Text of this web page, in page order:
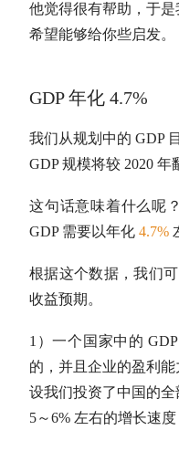
他觉得很有帮助，于是
希望能够给你些启发。
GDP 年化 4.7%
我们从规划中的 GDP
GDP 规模将较 2020 年
这句话意味着什么呢
GDP 需要以年化 4.7%
根据这个数据，我们
收益预期。
1）一个国家中的
的，并且企业的盈利
设我们投资了中国的
5～6% 左右的增长速度